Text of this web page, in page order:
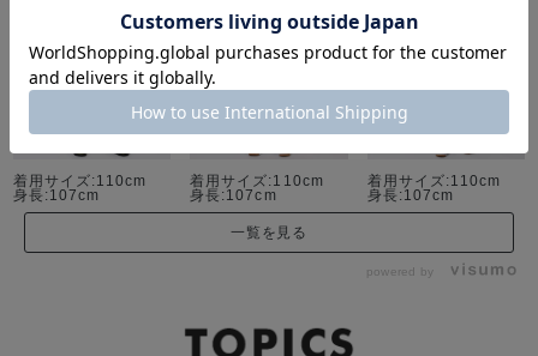
着用サイズ:110cm
身長:107cm
着用サイズ:110cm
身長:107cm
着用サイズ:110cm
身長:107cm
一覧を見る
powered by